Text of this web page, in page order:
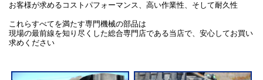
お客様が求めるコストパフォーマンス、高い作業性、そして耐久性
これらすべてを満たす専門機械の部品は
現場の最前線を知り尽くした総合専門店である当店で、安心してお買い
求めください